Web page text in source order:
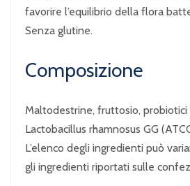
favorire l’equilibrio della flora
Senza glutine.
Composizione
Maltodestrine, fruttosio,
Lactobacillus rhamnosus GG
L’elenco degli ingredienti può
gli ingredienti riportati sulle